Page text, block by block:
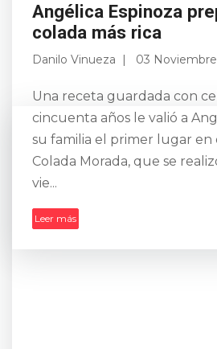
Angélica Espinoza
colada más rica
Danilo Vinueza 03
Una receta guardada con
cincuenta años le valió a
su familia el primer lugar en
Colada Morada, que se
vie...
Leer más